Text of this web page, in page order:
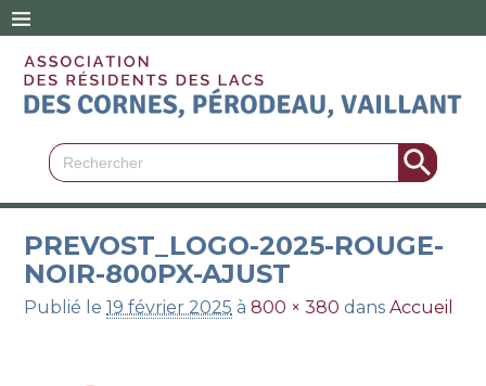
Search
for:
Search Button
PREVOST_LOGO-2025-ROUGE-
NOIR-800PX-AJUST
Publié le19 février 2025 à800 × 380 dansAccueil